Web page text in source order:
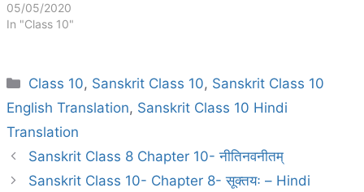
05/05/2020
In "Class 10"
Categories
Class 10, Sanskrit Class 10, Sanskrit Class 10
English Translation, Sanskrit Class 10 Hindi
Translation
Sanskrit Class 8 Chapter 10- नीतिनवनीतम्
Sanskrit Class 10- Chapter 8- सूक्तयः – Hindi